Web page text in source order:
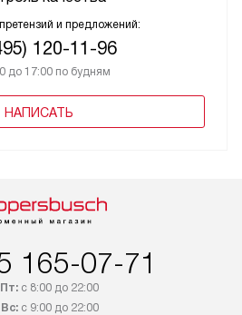
и предложений:
120-11-96
до 17:00 по будням
НАПИСАТЬ
165-07-71
с 8:00 до 22:00
с 9:00 до 22:00